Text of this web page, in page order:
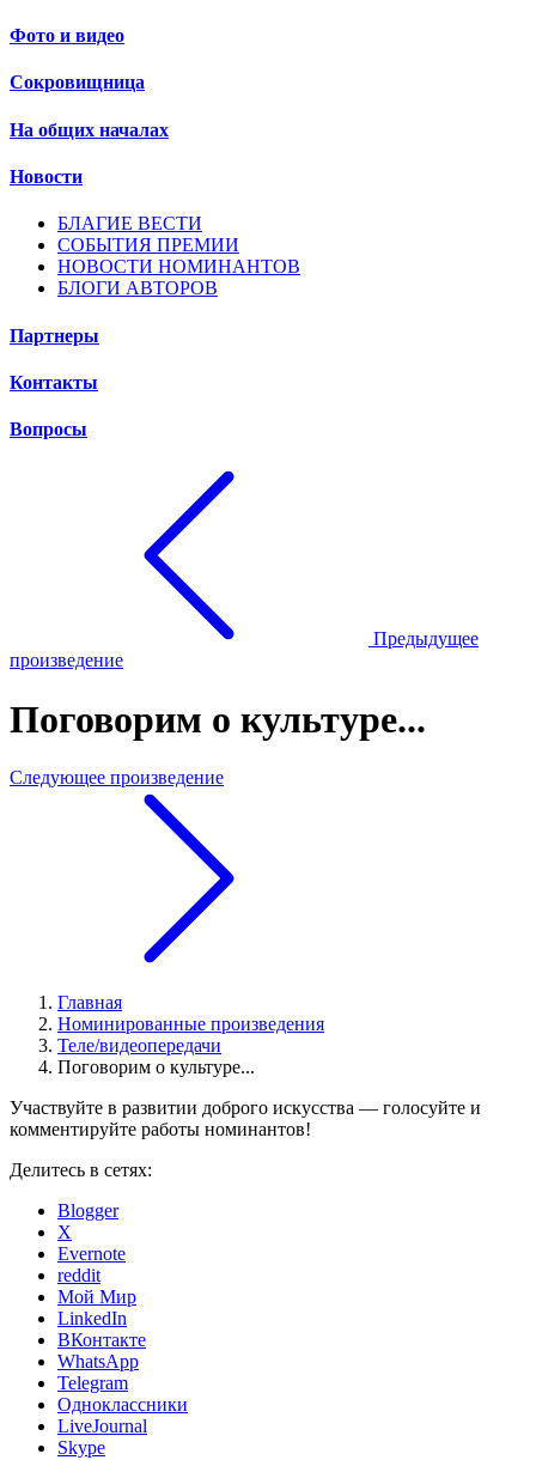
Фото и видео
Сокровищница
На общих началах
Новости
БЛАГИЕ ВЕСТИ
СОБЫТИЯ ПРЕМИИ
НОВОСТИ НОМИНАНТОВ
БЛОГИ АВТОРОВ
Партнеры
Контакты
Вопросы
Предыдущее
произведение
Поговорим о культуре...
Следующее произведение
Главная
Номинированные произведения
Теле/видеопередачи
Поговорим о культуре...
Участвуйте в развитии доброго искусства — голосуйте и
комментируйте работы номинантов!
Делитесь в сетях:
Blogger
X
Evernote
reddit
Мой Мир
LinkedIn
ВКонтакте
WhatsApp
Telegram
Одноклассники
LiveJournal
Skype